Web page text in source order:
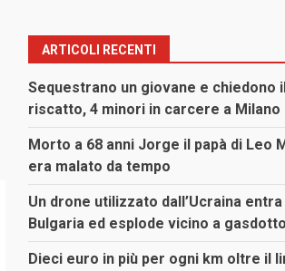
ARTICOLI RECENTI
Sequestrano un giovane e chiedono
riscatto, 4 minori in carcere a Milano
Morto a 68 anni Jorge il papà di Leo
era malato da tempo
Un drone utilizzato dall’Ucraina entra
Bulgaria ed esplode vicino a gasdotto
Dieci euro in più per ogni km oltre il